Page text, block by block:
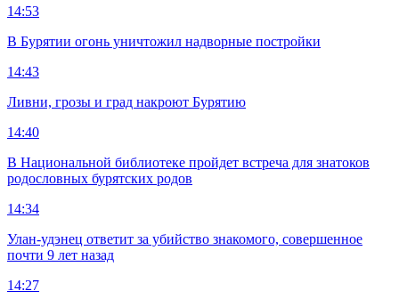
14:53
В Бурятии огонь уничтожил надворные постройки
14:43
Ливни, грозы и град накроют Бурятию
14:40
В Национальной библиотеке пройдет встреча для знатоков
родословных бурятских родов
14:34
Улан-удэнец ответит за убийство знакомого, совершенное
почти 9 лет назад
14:27